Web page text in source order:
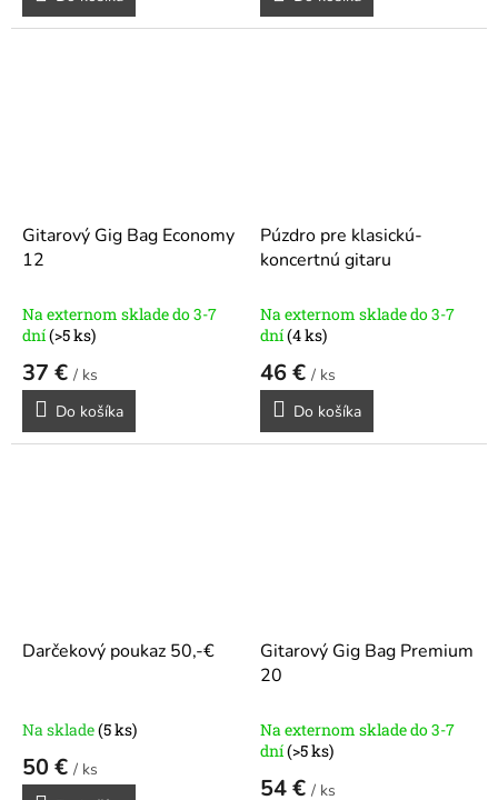
Gitarový Gig Bag Economy
12
Na externom sklade do 3-7
dní(>5 ks)
37 € / ks
Do košíka
Púzdro pre klasickú-
koncertnú gitaru
Na externom sklade do 3-7
dní(4 ks)
46 € / ks
Do košíka
Darčekový poukaz 50,-€
Na sklade(5 ks)
50 € / ks
Gitarový Gig Bag Premium
20
Na externom sklade do 3-7
dní(>5 ks)
54 € / ks